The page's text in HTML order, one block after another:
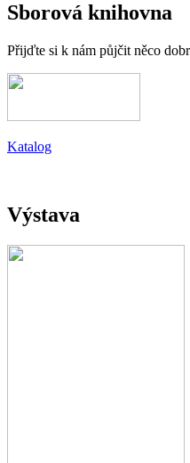
Sborová knihovna
Přijďte si k nám půjčit něco
Katalog
Výstava